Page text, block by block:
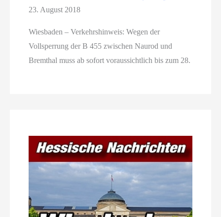
23. August 2018
Wiesbaden – Verkehrshinweis: Wegen der
Vollsperrung der B 455 zwischen Naurod und
Bremthal muss ab sofort voraussichtlich bis zum 28.